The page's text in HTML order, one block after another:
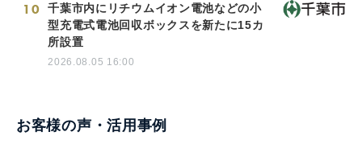
10
千葉市内にリチウムイオン電池などの小
型充電式電池回収ボックスを新たに15カ
所設置
2026.08.05 16:00
お客様の声・活用事例